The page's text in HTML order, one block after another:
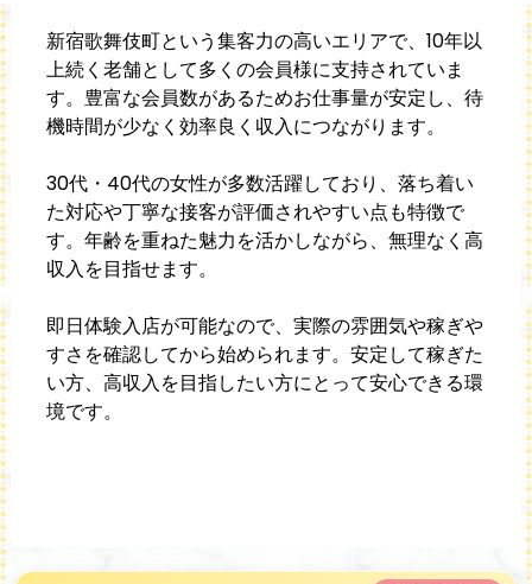
新宿歌舞伎町という集客力の高いエリアで、10年以
上続く老舗として多くの会員様に支持されていま
す。豊富な会員数があるためお仕事量が安定し、待
機時間が少なく効率良く収入につながります。
30代・40代の女性が多数活躍しており、落ち着い
た対応や丁寧な接客が評価されやすい点も特徴で
す。年齢を重ねた魅力を活かしながら、無理なく高
収入を目指せます。
即日体験入店が可能なので、実際の雰囲気や稼ぎや
すさを確認してから始められます。安定して稼ぎた
い方、高収入を目指したい方にとって安心できる環
境です。